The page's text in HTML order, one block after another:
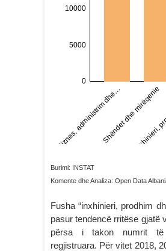
Burimi: INSTAT
Komente dhe Analiza: Open Data
Fusha “inxhinieri, prodhim
pasur tendencë rritëse gjatë
përsa i takon numrit
regjistruara. Për vitet 2018,